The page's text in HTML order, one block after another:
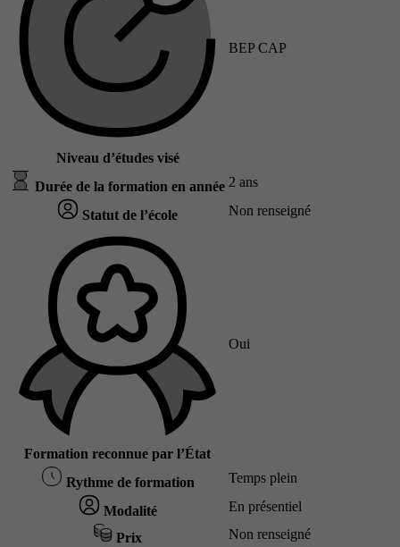
Niveau d’études visé
BEP CAP
Durée de la formation en année 2 ans
Statut de l’école Non renseigné
Formation reconnue par l’État
Oui
Rythme de formation Temps plein
Modalité En présentiel
Prix Non renseigné